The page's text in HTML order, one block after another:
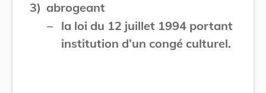
3) abrogeant
– la loi du 12 juillet 1994 portant
institution d’un congé culturel.